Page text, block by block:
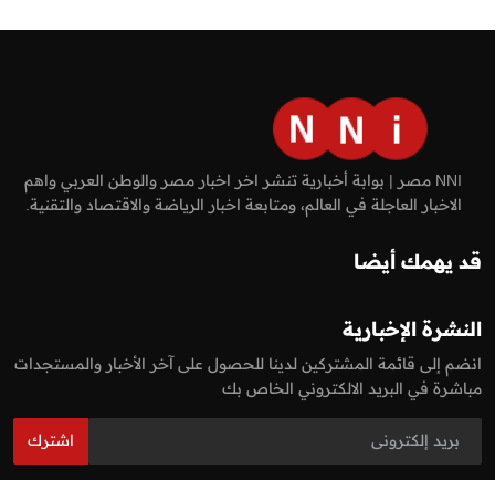
NNI مصر | بوابة أخبارية تنشر اخر اخبار مصر والوطن العربي واهم
الاخبار العاجلة في العالم، ومتابعة اخبار الرياضة والاقتصاد والتقنية.
قد يهمك أيضا
النشرة الإخبارية
انضم إلى قائمة المشتركين لدينا للحصول على آخر الأخبار والمستجدات
مباشرة في البريد الالكتروني الخاص بك
اشترك